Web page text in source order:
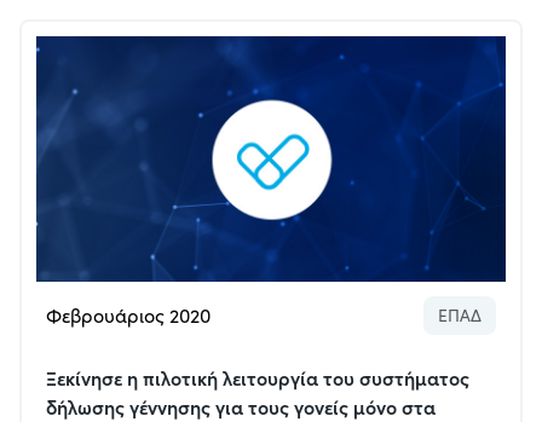
Φεβρουάριος 2020 ΕΠΑΔ
Ξεκίνησε η πιλοτική λειτουργία του συστήματος
δήλωσης γέννησης για τους γονείς μόνο στα